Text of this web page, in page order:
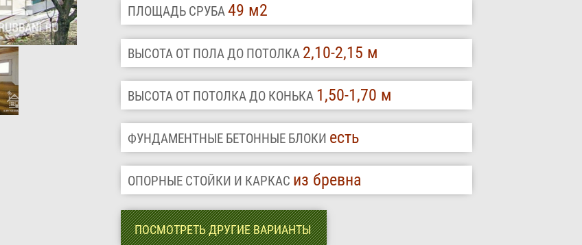
ПЛОЩАДЬ СРУБА49 м2
ВЫСОТА ОТ ПОЛА ДО ПОТОЛКА 2,10-2,15 м
ВЫСОТА ОТ ПОТОЛКА ДО КОНЬКА 1,50-1,70 м
ФУНДАМЕНТНЫЕ БЕТОННЫЕ БЛОКИ есть
ОПОРНЫЕ СТОЙКИ И КАРКАС из бревна
ПОСМОТРЕТЬ ДРУГИЕ ВАРИАНТЫ